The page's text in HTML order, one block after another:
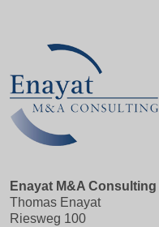
Enayat M&A Consulting
Thomas Enayat
Riesweg 100